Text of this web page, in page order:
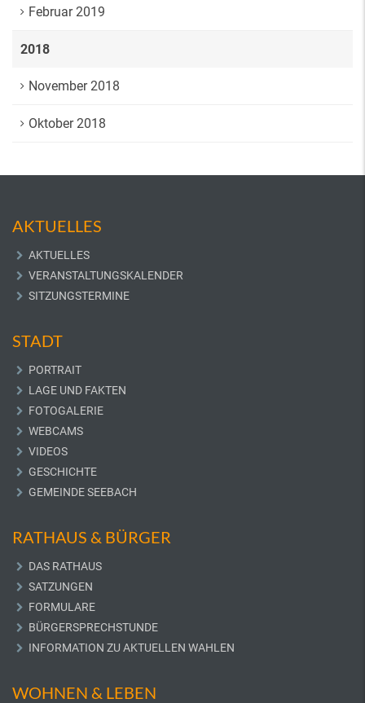
Februar 2019
2018
November 2018
Oktober 2018
AKTUELLES
AKTUELLES
VERANSTALTUNGSKALENDER
SITZUNGSTERMINE
STADT
PORTRAIT
LAGE UND FAKTEN
FOTOGALERIE
WEBCAMS
VIDEOS
GESCHICHTE
GEMEINDE SEEBACH
RATHAUS & BÜRGER
DAS RATHAUS
SATZUNGEN
FORMULARE
BÜRGERSPRECHSTUNDE
INFORMATION ZU AKTUELLEN WAHLEN
WOHNEN & LEBEN